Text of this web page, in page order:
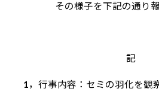
その様子を下記の通り報
記
1，行事内容：セミの羽化を観